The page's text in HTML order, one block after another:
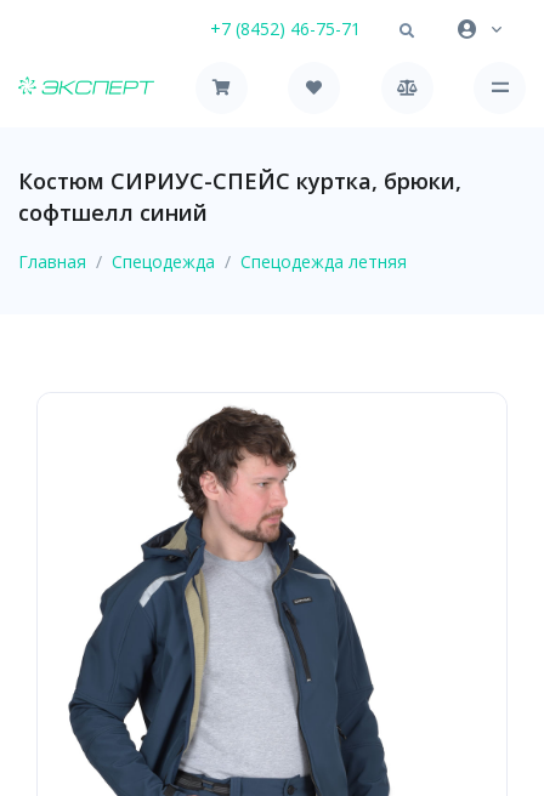
+7 (8452) 46-75-71
Костюм СИРИУС-СПЕЙС куртка, брюки,
софтшелл синий
Главная Спецодежда Спецодежда летняя